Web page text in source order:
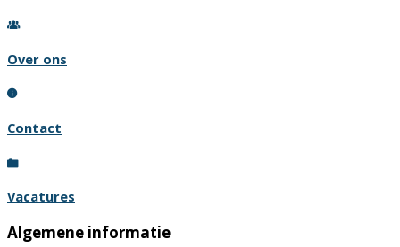
Over ons
Contact
Vacatures
Algemene informatie